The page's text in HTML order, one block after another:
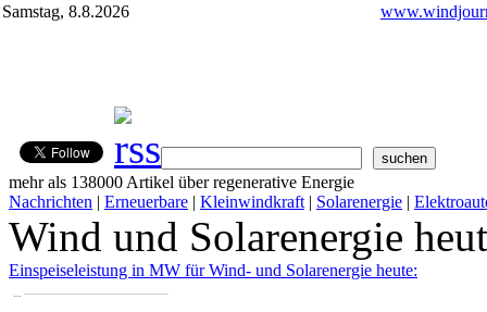
Samstag, 8.8.2026
mehr als 138000 Artikel über regenerative Energie
Nachrichten | Erneuerbare | Kleinwindkraft | Solarenergie |
Wind und Solarenergie
Einspeiseleistung in MW für Wind- und Solarenergie heute:
…